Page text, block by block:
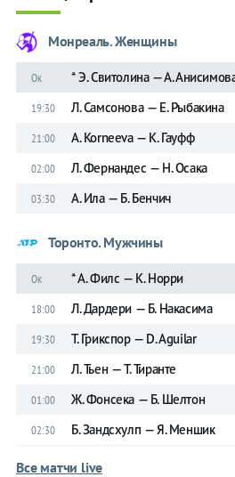
Монреаль. Женщины
Ок * Э. Свитолина — А.
19:30 Л. Самсонова — Е. Рыбакина
21:00 A. Korneeva — К. Гауфф
02:00 Л. Фернандес — Н. Осака
03:30 А. Ила — Б. Бенчич
Торонто. Мужчины
Ок * А. Филс — К. Норри
18:00 Л. Дардери — Б. Накасима
19:30 Т. Грикспор — D. Aguilar
21:00 Л. Тьен — Т. Тиранте
01:00 Ж. Фонсека — Б. Шелтон
02:30 Б. Зандсхулп — Я. Меншик
Все матчи live